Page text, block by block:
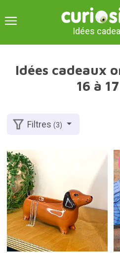
Idées
Idées cadeaux
16 à
Filtres(3)